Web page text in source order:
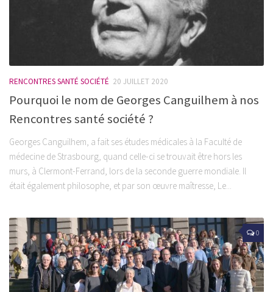
RENCONTRES SANTÉ SOCIÉTÉ 20 JUILLET 2020
Pourquoi le nom de Georges Canguilhem à nos
Rencontres santé société ?
Georges Canguilhem, a fait ses études médicales à la Faculté de
médecine de Strasbourg, quand celle-ci se trouvait être hors les
murs, à Clermont-Ferrand, lors de la seconde guerre mondiale. Il
était également philosophe, et par son œuvre maîtresse, Le...
0